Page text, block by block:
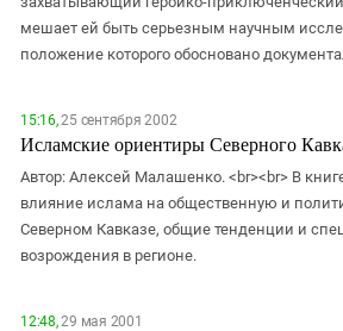
ЗАСТАВЛЯЕТ
КАВКАЗ ЗА
Дагестан
Ингушетия
Калмыкия
Карачаево-Черкесия
Краснодарский край
Нагорный Карабах
Ростовская область
мешает ей быть серьезным научным
положение которого обосновано
15:16,25 сентября 2002
Исламские ориентиры Северного
Автор: Алексей Малашенко. <br><br> В
влияние ислама на общественную и
Северном Кавказе, общие тенденции и
возрождения в регионе.
12:48,29 мая 2001